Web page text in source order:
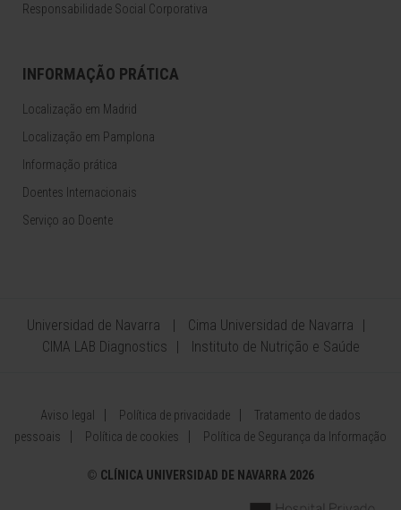
Responsabilidade Social Corporativa
INFORMAÇÃO PRÁTICA
Localização em Madrid
Localização em Pamplona
Informação prática
Doentes Internacionais
Serviço ao Doente
Universidad de Navarra
Cima Universidad de Navarra
CIMA LAB Diagnostics
Instituto de Nutrição e Saúde
Aviso legal Política de privacidade
Tratamento de dados
pessoais
Política de cookies Política de Segurança da Informação
© CLÍNICA UNIVERSIDAD DE NAVARRA 2026